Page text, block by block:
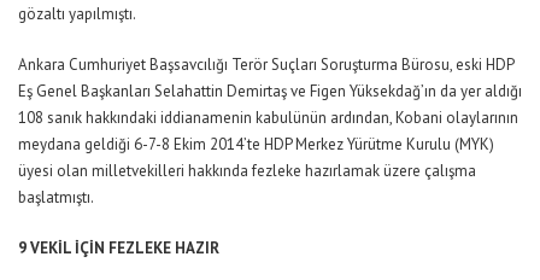
gözaltı yapılmıştı.
Ankara Cumhuriyet Başsavcılığı Terör Suçları Soruşturma Bürosu, eski HDP
Eş Genel Başkanları Selahattin Demirtaş ve Figen Yüksekdağ’ın da yer aldığı
108 sanık hakkındaki iddianamenin kabulünün ardından, Kobani olaylarının
meydana geldiği 6-7-8 Ekim 2014’te HDP Merkez Yürütme Kurulu (MYK)
üyesi olan milletvekilleri hakkında fezleke hazırlamak üzere çalışma
başlatmıştı.
9 VEKİL İÇİN FEZLEKE HAZIR